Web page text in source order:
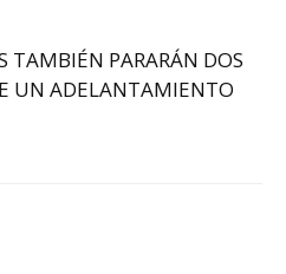
TAMBIÉN PARARÁN DOS
UN ADELANTAMIENTO